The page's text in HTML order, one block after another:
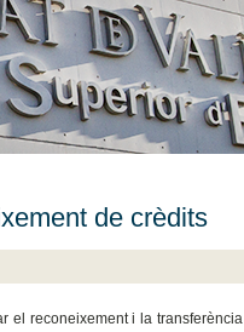
de crèdits
el reconeixement i la